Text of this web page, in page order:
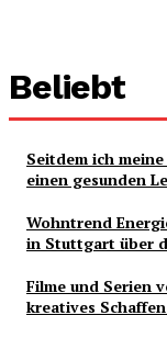
Beliebt
Seitdem ich
einen gesunden
Wohntrend
in Stuttgart über
Filme und Serien
kreatives